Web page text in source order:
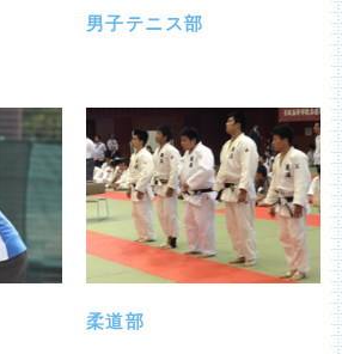
男子テニス部
柔道部